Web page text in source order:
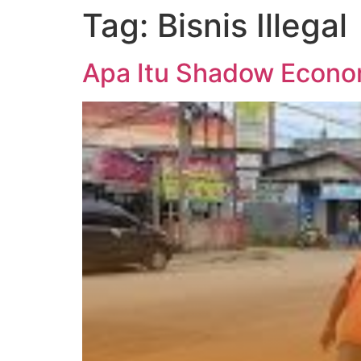
Tag: Bisnis Illegal
Apa Itu Shadow